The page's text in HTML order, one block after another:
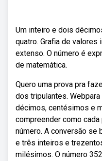
Um inteiro e dois
quatro. Grafia de
extenso. O número é
de matemática.
Quero uma prova pra
dos tripulantes.
décimos, centésimos e
compreender como
número. A conversão se
e três inteiros e
milésimos. O número